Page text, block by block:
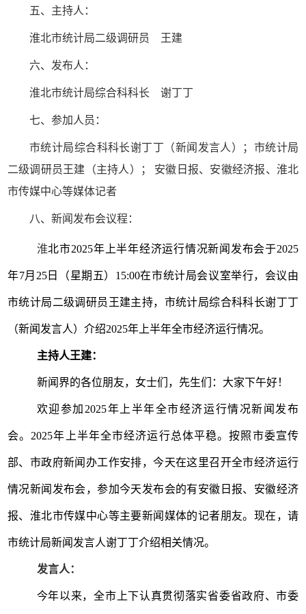
五、主持人：
淮北市统计局二级调研员 王建
六、发布人：
淮北市统计局综合科科长 谢丁丁
七、参加人员：
市统计局综合科科长谢丁丁（新闻发言人）；市统计局
二级调研员王建（主持人）； 安徽日报、安徽经济报、淮北
市传媒中心等媒体记者
八、新闻发布会议程：
淮北市2025年上半年经济运行情况新闻发布会于2025
年7月 25日（星期五） 15:00在市统计局会议室举行，会议由
市统计局二级调研员王建主持，市统计局综合科科长谢丁丁
（新闻发言人）介绍2025年上半年全市经济运行情况。
主持人王建：
新闻界的各位朋友，女士们，先生们：大家下午好！
欢迎参加 2025年上半年全市经济运行情况新闻发布
会。2025年上半年全市经济运行总体平稳。按照市委宣传
部、市政府新闻办工作安排，今天在这里召开全市经济运行
情况新闻发布会，参加今天发布会的有安徽日报、安徽经济
报、淮北市传媒中心等主要新闻媒体的记者朋友。现在，请
市统计局新闻发言人谢丁丁介绍相关情况。
发言人：
今年以来，全市上下认真贯彻落实省委省政府、市委